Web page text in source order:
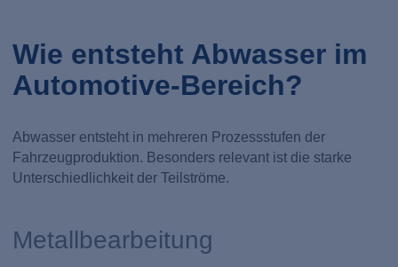
Wie entsteht Abwasser im
Automotive-Bereich?
Abwasser entsteht in mehreren Prozessstufen der
Fahrzeugproduktion. Besonders relevant ist die starke
Unterschiedlichkeit der Teilströme.
Metallbearbeitung